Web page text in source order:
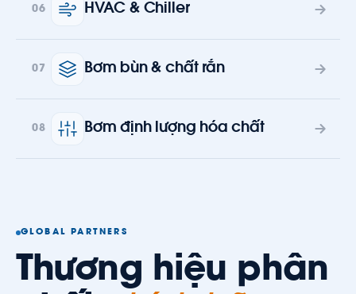
06 HVAC & Chiller
07 Bơm bùn & chất rắn
08 Bơm định lượng hóa chất
GLOBAL PARTNERS
Thương hiệu phân